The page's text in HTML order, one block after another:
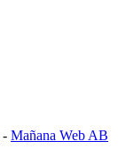
- Mañana Web AB